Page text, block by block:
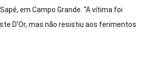
em Campo Grande. “A vítima foi
D’Or, mas não resistiu aos ferimentos